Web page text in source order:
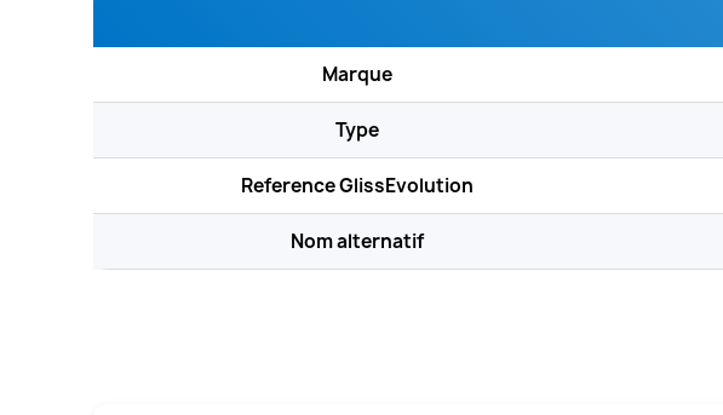
Marque
Type
Reference GlissEvolution
Nom alternatif